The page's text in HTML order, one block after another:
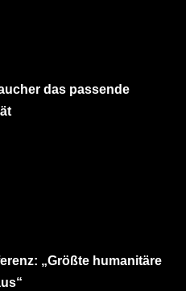
das passende
„Größte humanitäre